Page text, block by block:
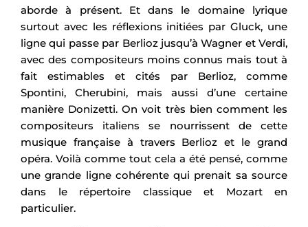
aborde à présent. Et dans le domaine lyrique
surtout avec les réflexions initiées par Gluck, une
ligne qui passe par Berlioz jusqu’à Wagner et Verdi,
avec des compositeurs moins connus mais tout à
fait estimables et cités par Berlioz, comme
Spontini, Cherubini, mais aussi d’une certaine
manière Donizetti. On voit très bien comment les
compositeurs italiens se nourrissent de cette
musique française à travers Berlioz et le grand
opéra. Voilà comme tout cela a été pensé, comme
une grande ligne cohérente qui prenait sa source
dans le répertoire classique et Mozart en
particulier.